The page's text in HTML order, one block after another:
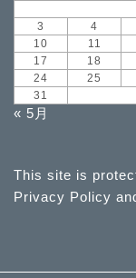
3
4
10
11
17
18
24
25
31
« 5月
This site is
Privacy Policy